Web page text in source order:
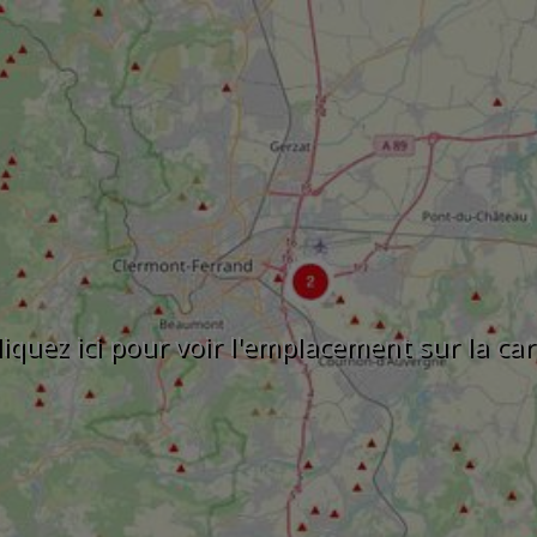
ici pour voir l'emplacement sur la